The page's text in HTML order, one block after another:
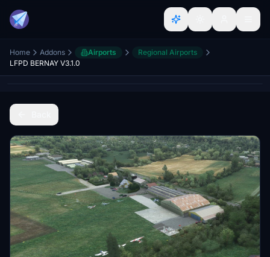
Home Addons Airports
Regional Airports
LFPD BERNAY V3.1.0